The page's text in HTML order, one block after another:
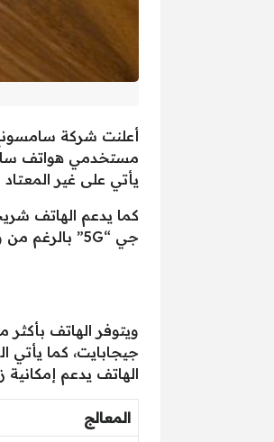
يأتي على غير
جي “5G” بالرغم من وجود هواتف منافسة بأسعار أقل في الأسواق العالمية وتدعم بشكل كامل شبكة الـفايف جي.
الهاتف يدعم
المعالج